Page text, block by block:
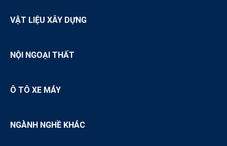
VẬT LIỆU XÂY DỰNG
NỘI NGOẠI THẤT
Ô TÔ XE MÁY
NGÀNH NGHỀ KHÁC